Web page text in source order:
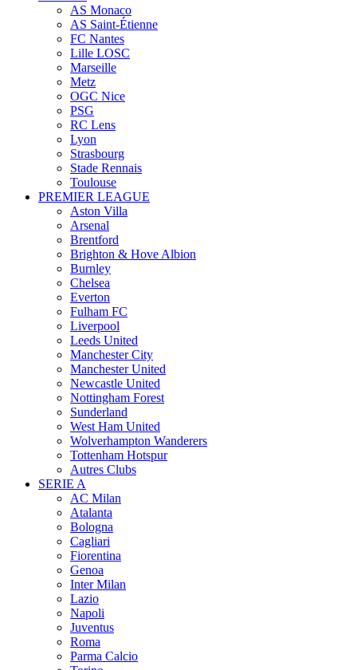
AS Monaco
AS Saint-Étienne
FC Nantes
Lille LOSC
Marseille
Metz
OGC Nice
PSG
RC Lens
Lyon
Strasbourg
Stade Rennais
Toulouse
PREMIER LEAGUE
Aston Villa
Arsenal
Brentford
Brighton & Hove Albion
Burnley
Chelsea
Everton
Fulham FC
Liverpool
Leeds United
Manchester City
Manchester United
Newcastle United
Nottingham Forest
Sunderland
West Ham United
Wolverhampton Wanderers
Tottenham Hotspur
Autres Clubs
SERIE A
AC Milan
Atalanta
Bologna
Cagliari
Fiorentina
Genoa
Inter Milan
Lazio
Napoli
Juventus
Roma
Parma Calcio